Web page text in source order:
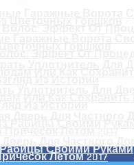
Своими Руками
Летом 2017